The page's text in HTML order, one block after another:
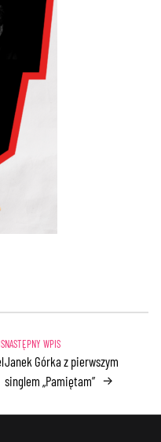
Janek Górka z pierwszym
singlem „Pamiętam” →